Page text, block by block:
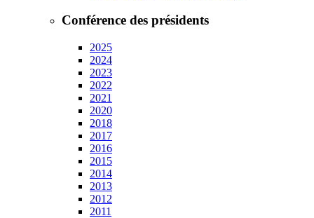
Conférence des présidents
2025
2024
2023
2022
2021
2020
2018
2017
2016
2015
2014
2013
2012
2011